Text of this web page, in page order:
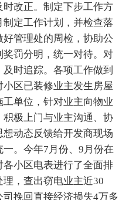
改正。制定下步工作方
定工作计划，并检查落
管理处的周检，协助公
罚分明，统一对待。对
时追踪。各项工作做到
区已装修业主发生房屋
单位，针对业主向物业
极上门与业主沟通、协
动态反馈给开发商现场
。今年7月份、9月份在
小区电表进行了全面排
，查出窃电业主近30
挽回直接经济损失4万多